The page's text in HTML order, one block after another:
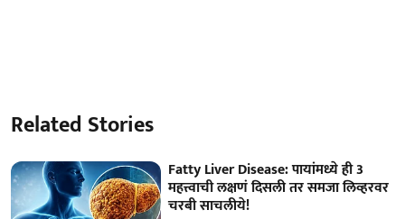
Related Stories
Fatty Liver Disease: पायांमध्ये ही 3
महत्त्वाची लक्षणं दिसली तर समजा लिव्हरवर
चरबी साचलीये!